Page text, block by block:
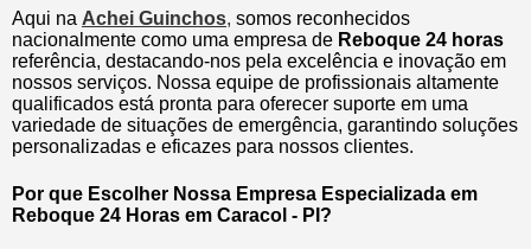
Aqui na Achei Guinchos, somos reconhecidos
nacionalmente como uma empresa de Reboque 24 horas
referência, destacando-nos pela excelência e inovação em
nossos serviços. Nossa equipe de profissionais altamente
qualificados está pronta para oferecer suporte em uma
variedade de situações de emergência, garantindo soluções
personalizadas e eficazes para nossos clientes.
Por que Escolher Nossa Empresa Especializada em
Reboque 24 Horas em Caracol - PI?